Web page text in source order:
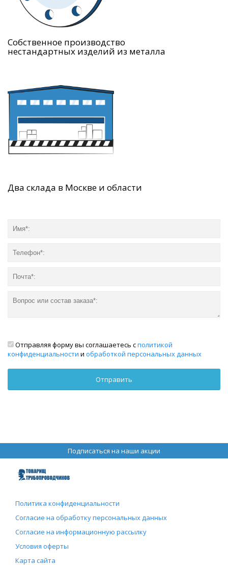
Собственное производство
нестандартных изделий из металла
Два склада в Москве и области
Отправляя форму вы соглашаетесь сполитикой
конфиденциальности и обработкой персональных данных
Подписаться на наши акции
Политика конфиденциальности
Согласие на обработку персональных данных
Согласие на информационную рассылку
Условия оферты
Карта сайта